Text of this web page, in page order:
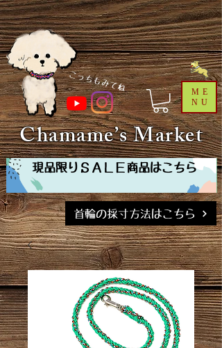
ME
NU
Chamame’s Market
現品限りＳＡＬＥ商品はこちら
首輪の採寸方法はこちら
​こっちもみてね